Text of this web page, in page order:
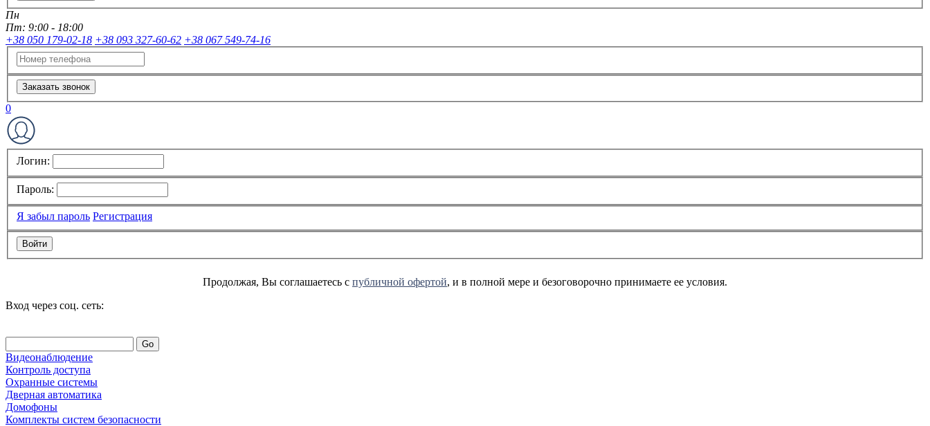
Пн
Пт: 9:00 - 18:00
+38 050 179-02-18 +38 093 327-60-62 +38 067 549-74-16
Заказать звонок
0
Логин:
Пароль:
Я забыл пароль Регистрация
Продолжая, Вы соглашаетесь с публичной офертой, и в полной мере и безоговорочно принимаете ее условия.
Вход через соц. сеть:
Go
Видеонаблюдение
Контроль доступа
Охранные системы
Дверная автоматика
Домофоны
Комплекты систем безопасности